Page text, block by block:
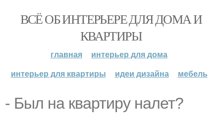
ВСЁ ОБ ИНТЕРЬЕРЕ ДЛЯ ДОМА И
КВАРТИРЫ
главная
интерьер для дома
интерьер для квартиры
идеи дизайна мебель
- Был на квартиру налет?